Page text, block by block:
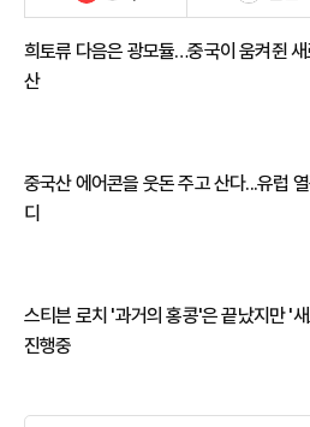
희토류 다음은 광모듈…중국이 움켜쥔
산
중국산 에어콘을 웃돈 주고 산다...유럽
디
스티븐 로치 '과거의 홍콩'은 끝났지만 '
진행중